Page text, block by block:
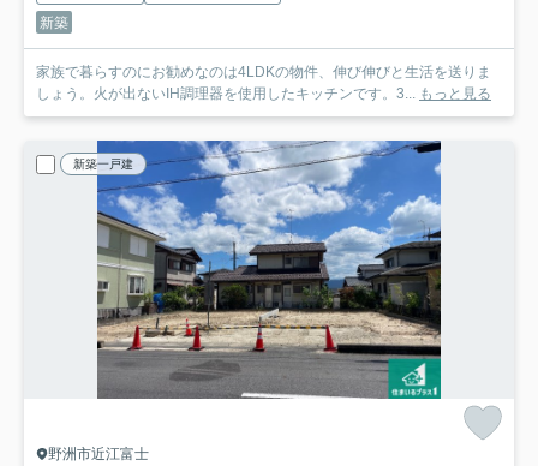
新築
家族で暮らすのにお勧めなのは4LDKの物件、伸び伸びと生活を送りま
しょう。火が出ないIH調理器を使用したキッチンです。3... もっと見る
新築一戸建
野洲市近江富士